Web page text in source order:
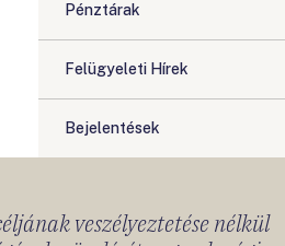
Pénztárak
Felügyeleti Hírek
Bejelentések
veszélyeztetése nélkül